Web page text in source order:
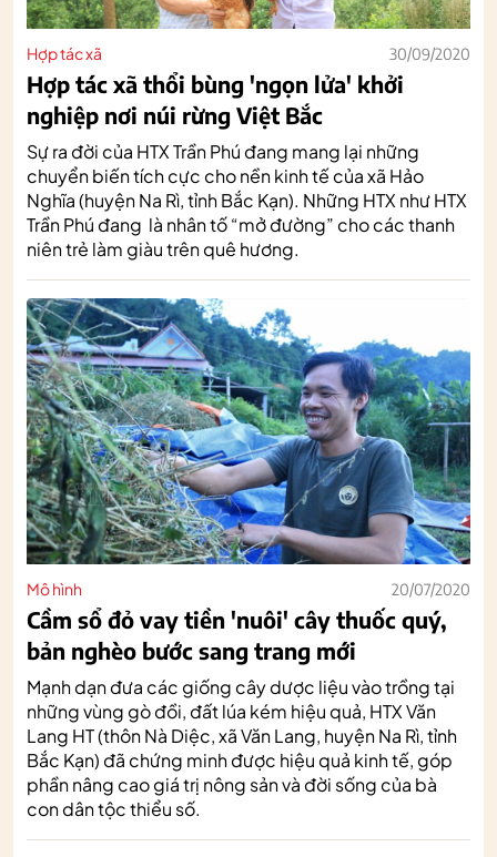
Hợp tác xã 30/09/2020
Hợp tác xã thổi bùng 'ngọn lửa' khởi
nghiệp nơi núi rừng Việt Bắc
Sự ra đời của HTX Trần Phú đang mang lại những
chuyển biến tích cực cho nền kinh tế của xã Hảo
Nghĩa (huyện Na Rì, tỉnh Bắc Kạn). Những HTX như HTX
Trần Phú đang là nhân tố “mở đường” cho các thanh
niên trẻ làm giàu trên quê hương.
Mô hình 20/07/2020
Cầm sổ đỏ vay tiền 'nuôi' cây thuốc quý,
bản nghèo bước sang trang mới
Mạnh dạn đưa các giống cây dược liệu vào trồng tại
những vùng gò đồi, đất lúa kém hiệu quả, HTX Văn
Lang HT (thôn Nà Diệc, xã Văn Lang, huyện Na Rì, tỉnh
Bắc Kạn) đã chứng minh được hiệu quả kinh tế, góp
phần nâng cao giá trị nông sản và đời sống của bà
con dân tộc thiểu số.